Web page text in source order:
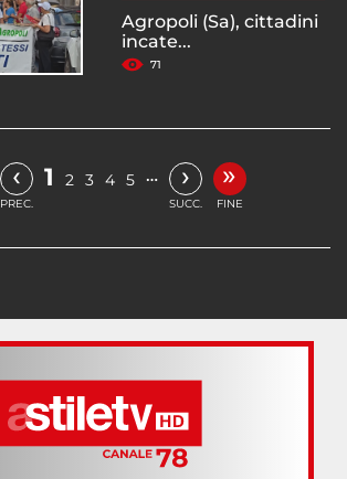
Agropoli (Sa), cittadini
incate...
71
‹
PREC.
1 2 3 4 5 … ›
SUCC.
»
FINE